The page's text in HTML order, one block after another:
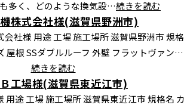
多く、どのような換気設…続きを読む
株式会社様(滋賀県野洲市)
会社様 用途 工場 施工場所 滋賀県野洲市 規格
屋根 SSダブルルーフ 外壁 フラットヴァン…
続きを読む
工場様(滋賀県東近江市)
用途 工場 施工場所 滋賀県東近江市 規格名 カ